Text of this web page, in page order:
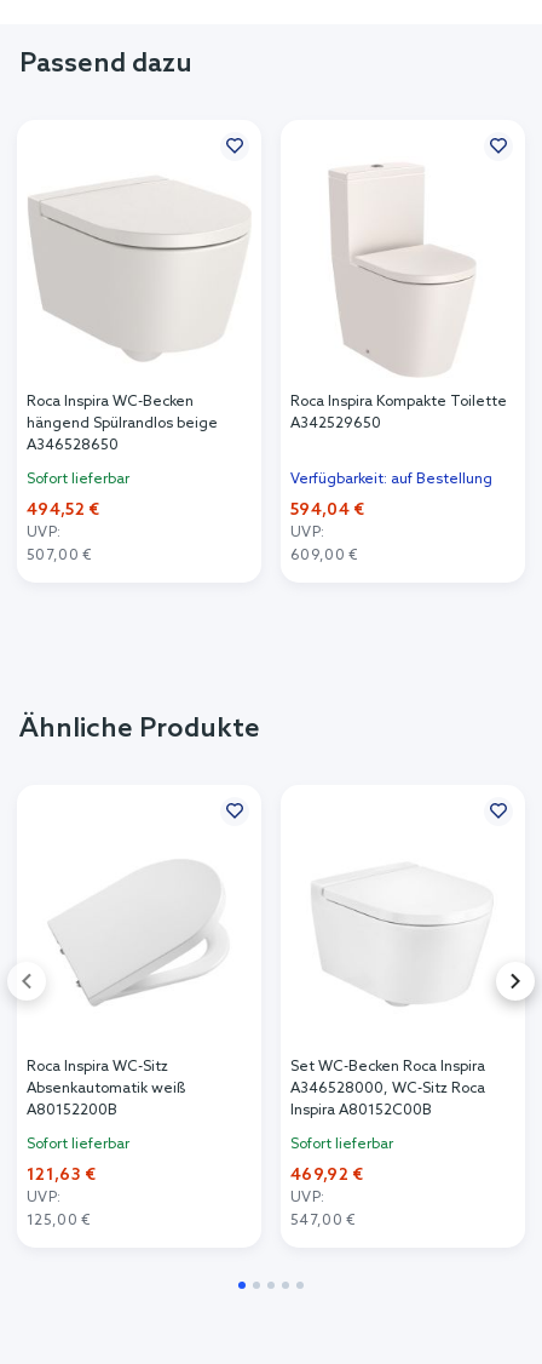
Passend dazu
Roca Inspira WC-Becken
hängend Spülrandlos beige
A346528650
Sofort lieferbar
494,52 €
UVP:
507,00 €
Roca Inspira Kompakte Toilette
A342529650
Verfügbarkeit: auf Bestellung
594,04 €
UVP:
609,00 €
Ähnliche Produkte
Roca Inspira WC-Sitz
Absenkautomatik weiß
A80152200B
Sofort lieferbar
121,63 €
UVP:
125,00 €
Set WC-Becken Roca Inspira
A346528000, WC-Sitz Roca
Inspira A80152C00B
Sofort lieferbar
469,92 €
UVP:
547,00 €